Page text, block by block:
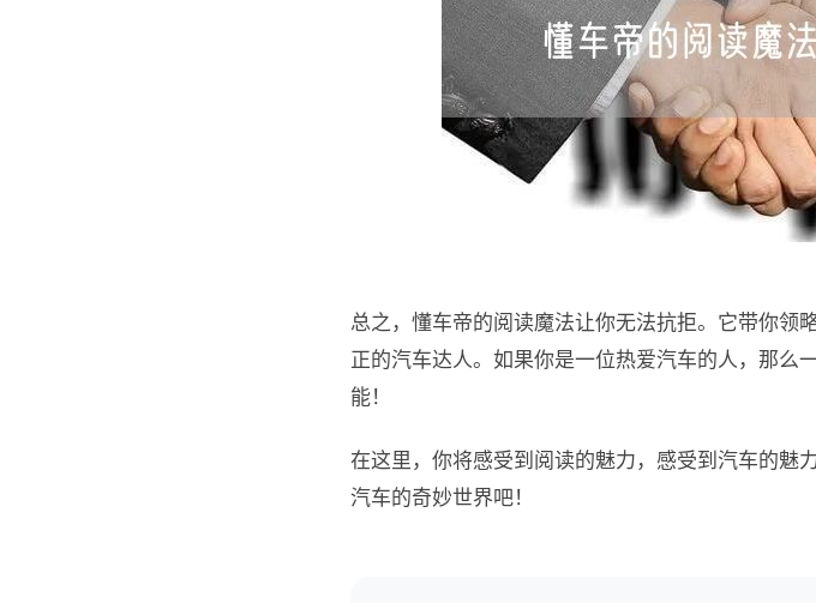
总之，懂车帝的阅读魔法让你无法抗拒。它带你领
正的汽车达人。如果你是一位热爱汽车的人，那么
能！
在这里，你将感受到阅读的魅力，感受到汽车的魅
汽车的奇妙世界吧！